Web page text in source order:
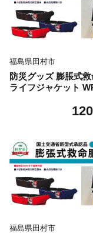
福島県田村市
防災グッズ 膨脹式
ライフジャケット
モデル 国土交通省
島県 田村市 藤倉航装
福島県田村市